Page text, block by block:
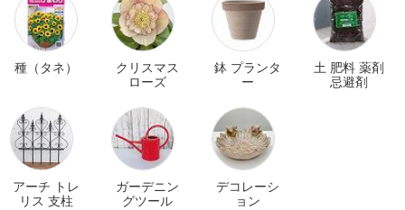
種（タネ）
クリスマス
ローズ
鉢 プランタ
ー
土 肥料 薬剤
忌避剤
アーチ トレ
リス 支柱
ガーデニン
グツール
デコレーシ
ョン